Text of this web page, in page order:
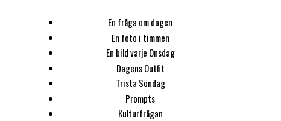
En fråga om dagen
En foto i timmen
En bild varje Onsdag
Dagens Outfit
Trista Söndag
Prompts
Kulturfrågan